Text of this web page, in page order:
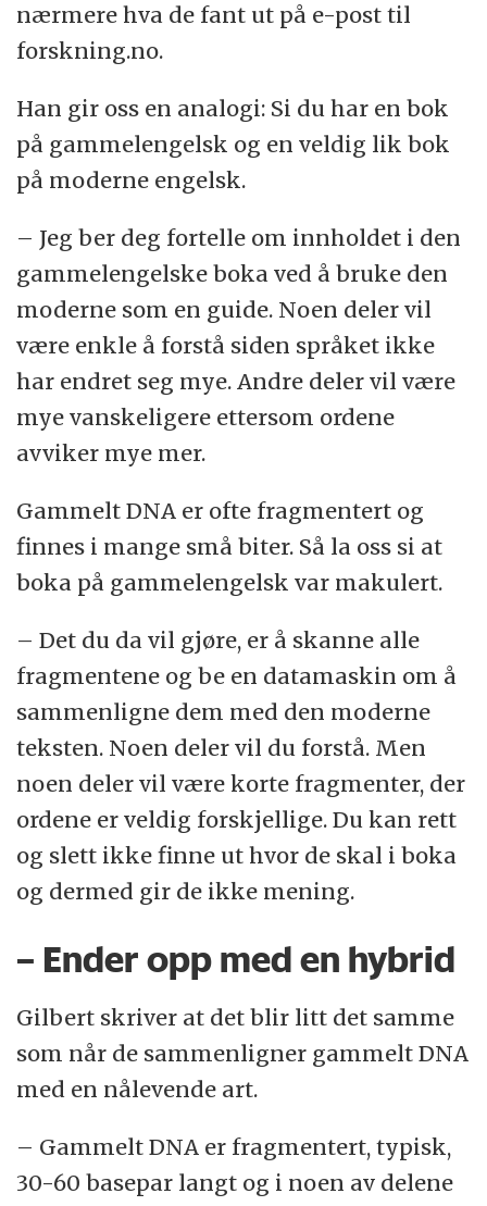
nærmere hva de fant ut på e-post til
forskning.no.
Han gir oss en analogi: Si du har en bok
på gammelengelsk og en veldig lik bok
på moderne engelsk.
– Jeg ber deg fortelle om innholdet i den
gammelengelske boka ved å bruke den
moderne som en guide. Noen deler vil
være enkle å forstå siden språket ikke
har endret seg mye. Andre deler vil være
mye vanskeligere ettersom ordene
avviker mye mer.
Gammelt DNA er ofte fragmentert og
finnes i mange små biter. Så la oss si at
boka på gammelengelsk var makulert.
– Det du da vil gjøre, er å skanne alle
fragmentene og be en datamaskin om å
sammenligne dem med den moderne
teksten. Noen deler vil du forstå. Men
noen deler vil være korte fragmenter, der
ordene er veldig forskjellige. Du kan rett
og slett ikke finne ut hvor de skal i boka
og dermed gir de ikke mening.
– Ender opp med en hybrid
Gilbert skriver at det blir litt det samme
som når de sammenligner gammelt DNA
med en nålevende art.
– Gammelt DNA er fragmentert, typisk,
30-60 basepar langt og i noen av delene